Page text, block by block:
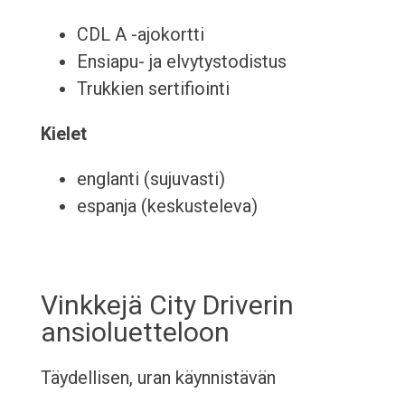
CDL A -ajokortti
Ensiapu- ja elvytystodistus
Trukkien sertifiointi
Kielet
englanti (sujuvasti)
espanja (keskusteleva)
Vinkkejä City Driverin
ansioluetteloon
Täydellisen, uran käynnistävän